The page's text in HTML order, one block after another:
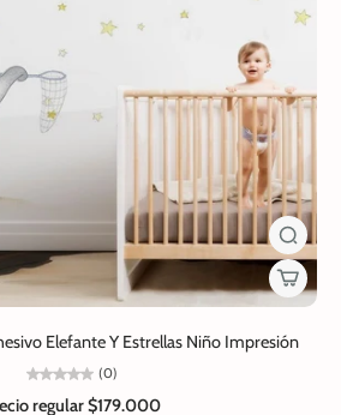
Elefante Y Estrellas Niño Impresión
(0)
regular$179.000